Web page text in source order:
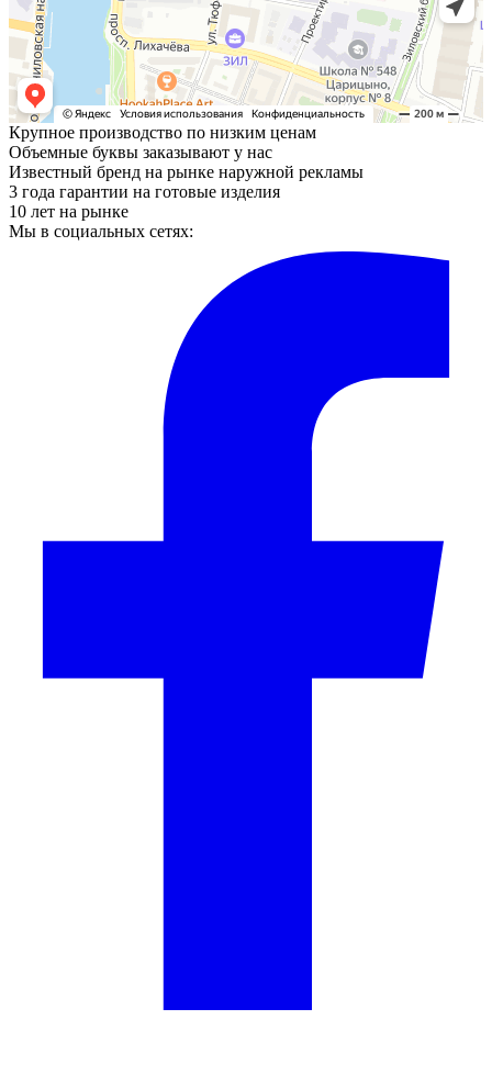
Крупное производство по низким ценам
Объемные буквы заказывают у нас
Известный бренд на рынке наружной рекламы
3 года гарантии на готовые изделия
10 лет на рынке
Мы в социальных сетях: